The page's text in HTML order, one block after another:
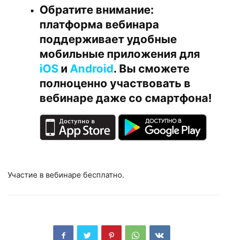
Обратите внимание:
платформа вебинара
поддерживает удобные
мобильные приложения для
iOS и Android. Вы сможете
полноценно участвовать в
вебинаре даже со смартфона!
Участие в вебинаре бесплатно.